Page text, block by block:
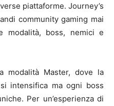
piattaforme. Journey’s
community gaming mai
modalità, boss, nemici e
modalità Master, dove la
intensifica ma ogni boss
Per un’esperienza di